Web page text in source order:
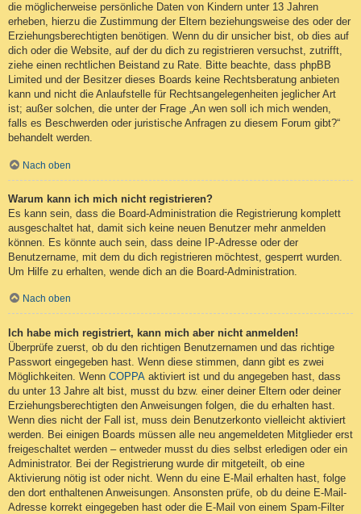
die möglicherweise persönliche Daten von Kindern unter 13 Jahren
erheben, hierzu die Zustimmung der Eltern beziehungsweise des oder der
Erziehungsberechtigten benötigen. Wenn du dir unsicher bist, ob dies auf
dich oder die Website, auf der du dich zu registrieren versuchst, zutrifft,
ziehe einen rechtlichen Beistand zu Rate. Bitte beachte, dass phpBB
Limited und der Besitzer dieses Boards keine Rechtsberatung anbieten
kann und nicht die Anlaufstelle für Rechtsangelegenheiten jeglicher Art
ist; außer solchen, die unter der Frage „An wen soll ich mich wenden,
falls es Beschwerden oder juristische Anfragen zu diesem Forum gibt?“
behandelt werden.
Nach oben
Warum kann ich mich nicht registrieren?
Es kann sein, dass die Board-Administration die Registrierung komplett
ausgeschaltet hat, damit sich keine neuen Benutzer mehr anmelden
können. Es könnte auch sein, dass deine IP-Adresse oder der
Benutzername, mit dem du dich registrieren möchtest, gesperrt wurden.
Um Hilfe zu erhalten, wende dich an die Board-Administration.
Nach oben
Ich habe mich registriert, kann mich aber nicht anmelden!
Überprüfe zuerst, ob du den richtigen Benutzernamen und das richtige
Passwort eingegeben hast. Wenn diese stimmen, dann gibt es zwei
Möglichkeiten. Wenn COPPA aktiviert ist und du angegeben hast, dass
du unter 13 Jahre alt bist, musst du bzw. einer deiner Eltern oder deiner
Erziehungsberechtigten den Anweisungen folgen, die du erhalten hast.
Wenn dies nicht der Fall ist, muss dein Benutzerkonto vielleicht aktiviert
werden. Bei einigen Boards müssen alle neu angemeldeten Mitglieder erst
freigeschaltet werden – entweder musst du dies selbst erledigen oder ein
Administrator. Bei der Registrierung wurde dir mitgeteilt, ob eine
Aktivierung nötig ist oder nicht. Wenn du eine E-Mail erhalten hast, folge
den dort enthaltenen Anweisungen. Ansonsten prüfe, ob du deine E-Mail-
Adresse korrekt eingegeben hast oder die E-Mail von einem Spam-Filter